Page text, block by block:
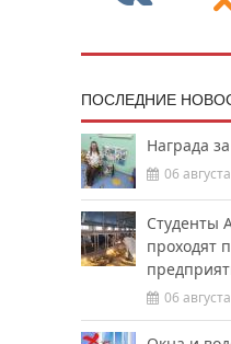
ПОСЛЕДНИЕ
Награда
06
Студенты
проходят
06